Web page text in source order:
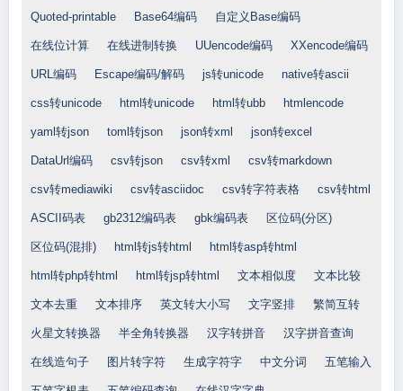
Quoted-printable Base64编码 自定义Base编码
在线位计算 在线进制转换 UUencode编码 XXencode编码
URL编码 Escape编码/解码 js转unicode native转ascii
css转unicode html转unicode html转ubb htmlencode
yaml转json toml转json json转xml json转excel
DataUrl编码 csv转json csv转xml csv转markdown
csv转mediawiki csv转asciidoc csv转字符表格 csv转html
ASCII码表 gb2312编码表 gbk编码表 区位码(分区)
区位码(混排) html转js转html html转asp转html
html转php转html html转jsp转html 文本相似度 文本比较
文本去重 文本排序 英文转大小写 文字竖排 繁简互转
火星文转换器 半全角转换器 汉字转拼音 汉字拼音查询
在线造句子 图片转字符 生成字符字 中文分词 五笔输入